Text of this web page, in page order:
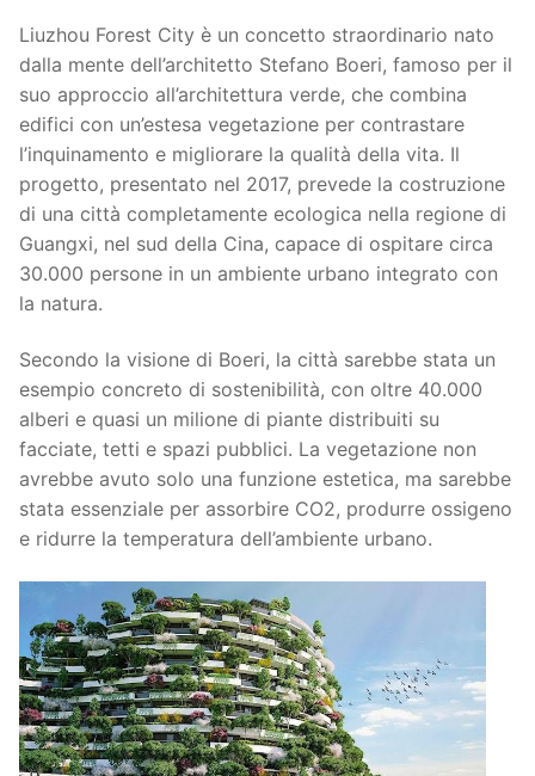
Liuzhou Forest City è un concetto straordinario nato
dalla mente dell’architetto Stefano Boeri, famoso per il
suo approccio all’architettura verde, che combina
edifici con un’estesa vegetazione per contrastare
l’inquinamento e migliorare la qualità della vita. Il
progetto, presentato nel 2017, prevede la costruzione
di una città completamente ecologica nella regione di
Guangxi, nel sud della Cina, capace di ospitare circa
30.000 persone in un ambiente urbano integrato con
la natura.
Secondo la visione di Boeri, la città sarebbe stata un
esempio concreto di sostenibilità, con oltre 40.000
alberi e quasi un milione di piante distribuiti su
facciate, tetti e spazi pubblici. La vegetazione non
avrebbe avuto solo una funzione estetica, ma sarebbe
stata essenziale per assorbire CO2, produrre ossigeno
e ridurre la temperatura dell’ambiente urbano.